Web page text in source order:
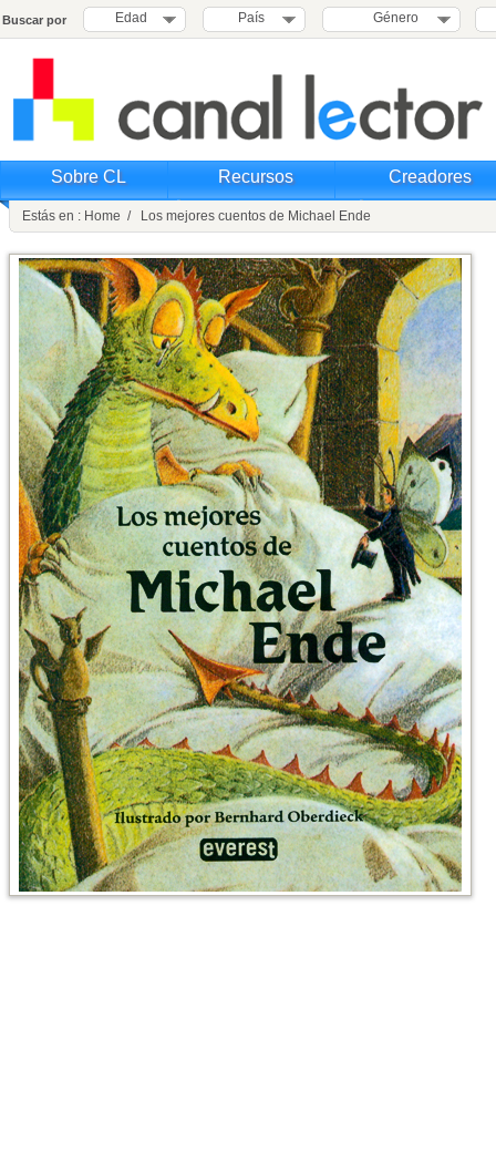
Buscar por Edad País Género
Sobre CL Recursos Creadores
Estás en : Home / Los mejores cuentos de Michael Ende